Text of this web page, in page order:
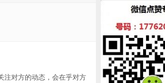
注对方的动态，会在乎对方